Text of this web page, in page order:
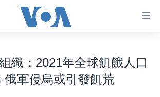
織：2021年全球飢餓人口
俄軍侵烏或引發飢荒